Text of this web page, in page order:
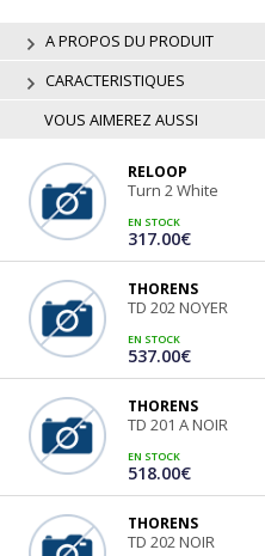
A PROPOS DU PRODUIT
CARACTERISTIQUES
VOUS AIMEREZ AUSSI
RELOOP
Turn 2 White
EN STOCK
317.00€
THORENS
TD 202 NOYER
EN STOCK
537.00€
THORENS
TD 201 A NOIR
EN STOCK
518.00€
THORENS
TD 202 NOIR